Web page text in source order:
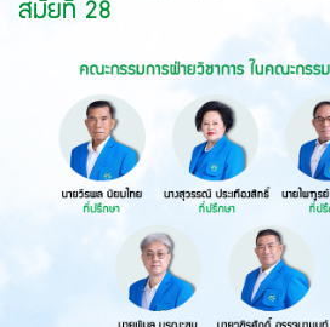
สมัยที่ 28